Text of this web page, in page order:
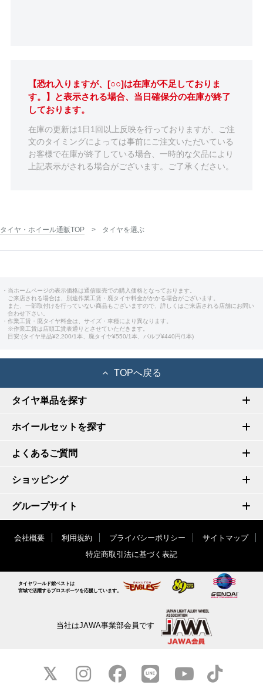
【恐れ入りますが、[○○]は在庫が不足しておりま
す。】と表示される場合、当日確保分の在庫が終了
しております。
在庫の更新は1日1回以上反映を行っておりますが、ご注
文のタイミングによっては事前にご注文いただいている
お客様で在庫が終了している場合、一時的な欠品により
上記表示がされる場合がございます。ご了承ください。
タイヤ・ホイール通販TOP タイヤを選ぶ
・当ホームページの表示価格は通信販売での購入価格となっております。
ご来店される場合は、別途作業工賃・廃タイヤ料金がかかる場合がございます。
また、一部取付けを行っていない商品もございますので、詳しくはご来店される店舗にお問い
合わせ下さい。
・作業工賃・廃タイヤ料金は、サイズ・車種により異なります。
※作業工賃は店頭工賃表通りとさせていただきます。
目安:(タイヤ単品¥2,200/1本、廃タイヤ¥550/1本、バルブ¥440円/1本)
TOPへ戻る
タイヤ単品を探す
ホイールセットを探す
よくあるご質問
ショッピング
グループサイト
会社概要 利用規約 プライバシーポリシー
サイトマップ
特定商取引法に基づく表記
タイヤワールド館ベストは
宮城で活躍するプロスポーツを応援しています。
当社はJAWA事業部会員です